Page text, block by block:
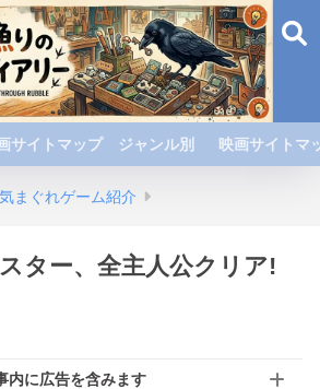
サイトマップ ジャンル別 映画サイト
気まぐれゲーム紹介
ター、全主人公クリア!
内に広告を含みます